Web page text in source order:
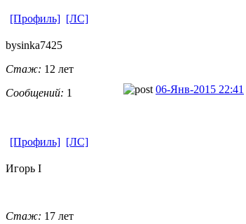
[Профиль] [ЛС]
bysinka7425
Стаж: 12 лет
Сообщений: 1 06-Янв-2015 22:41
[Профиль] [ЛС]
Игорь I
Стаж: 17 лет